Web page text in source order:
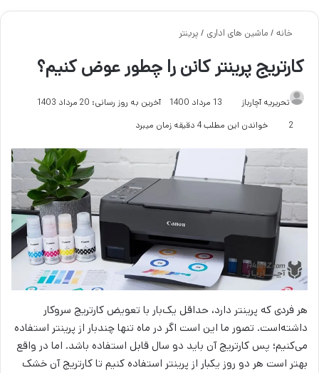
خانه / ماشین های اداری / پرینتر
کارتریج پرینتر کانن را چطور عوض کنیم؟
تحریریه آچارباز 13 مرداد 1400
آخرین به روز رسانی: 20 مرداد 1403
2
خواندن این مطلب 4 دقیقه زمان میبرد
هر فردی که پرینتر دارد، حداقل یک‌بار با تعویض کارتریج سروکار
داشته‌است. تصور ما این است اگر در ماه تنها چندبار از پرینتر استفاده
می‌کنیم؛ پس کارتریج آن باید دو سال قابل استفاده باشد. اما در واقع
بهتر است هر دو روز یکبار از پرینتر استفاده کنیم تا کارتریج آن خشک